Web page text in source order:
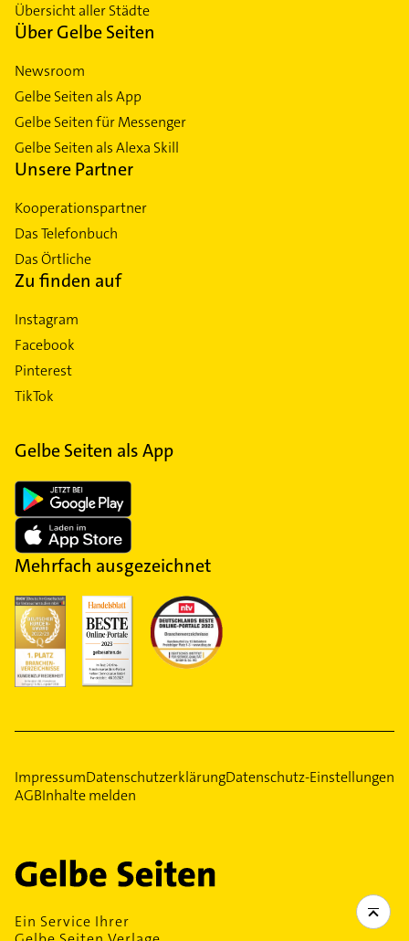
Übersicht aller Städte
Über Gelbe Seiten
Newsroom
Gelbe Seiten als App
Gelbe Seiten für Messenger
Gelbe Seiten als Alexa Skill
Unsere Partner
Kooperationspartner
Das Telefonbuch
Das Örtliche
Zu finden auf
Instagram
Facebook
Pinterest
TikTok
Gelbe Seiten als App
Mehrfach ausgezeichnet
ImpressumDatenschutzerklärungDatenschutz-Einstellungen
AGBInhalte melden
Ein Service Ihrer